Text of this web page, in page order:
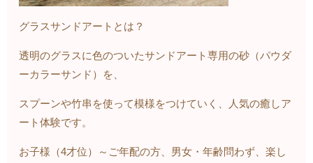
グラスサンドアートとは？
透明のグラスに色のついたサンドアート専用の砂（パウダ
ーカラーサンド）を、
スプーンや竹串を使って模様をつけていく、人気の癒しア
ート体験です。
お子様（4才位）～ご年配の方、男女・年齢問わず、楽し